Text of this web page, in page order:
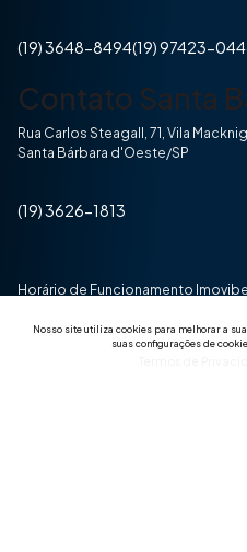
Nosso site utiliza cookies para melhorar a
suas configurações de
(19) 3648-8494(19) 97423-
Contato Santa
Rua Carlos Steagall, 71, Vila
Santa Bárbara d'Oeste/SP
(19) 3626-1813
Horário de Funcionamento Imovibe
Seg a Sexta das 8hrs às 17h30min